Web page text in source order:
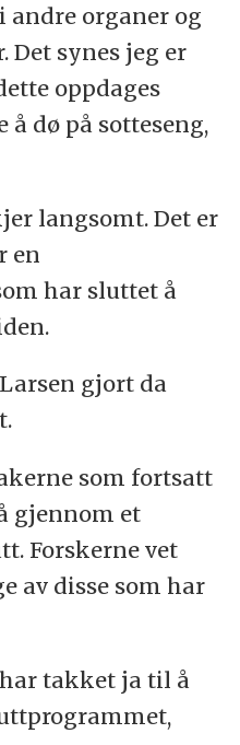
andre organer og
Det synes jeg er
oppdages
dø på sotteseng,
langsomt. Det er
en
har sluttet å
gjort da
som fortsatt
gjennom et
Forskerne vet
av disse som har
takket ja til å